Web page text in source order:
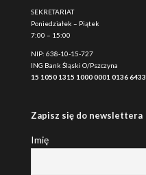
SEKRETARIAT
Poniedziałek – Piątek
7:00 – 15:00
NIP: 638-10-15-727
ING Bank Śląski O/Pszczyna
15 1050 1315 1000 0001 0136 6433
Zapisz się do newslettera
Imię